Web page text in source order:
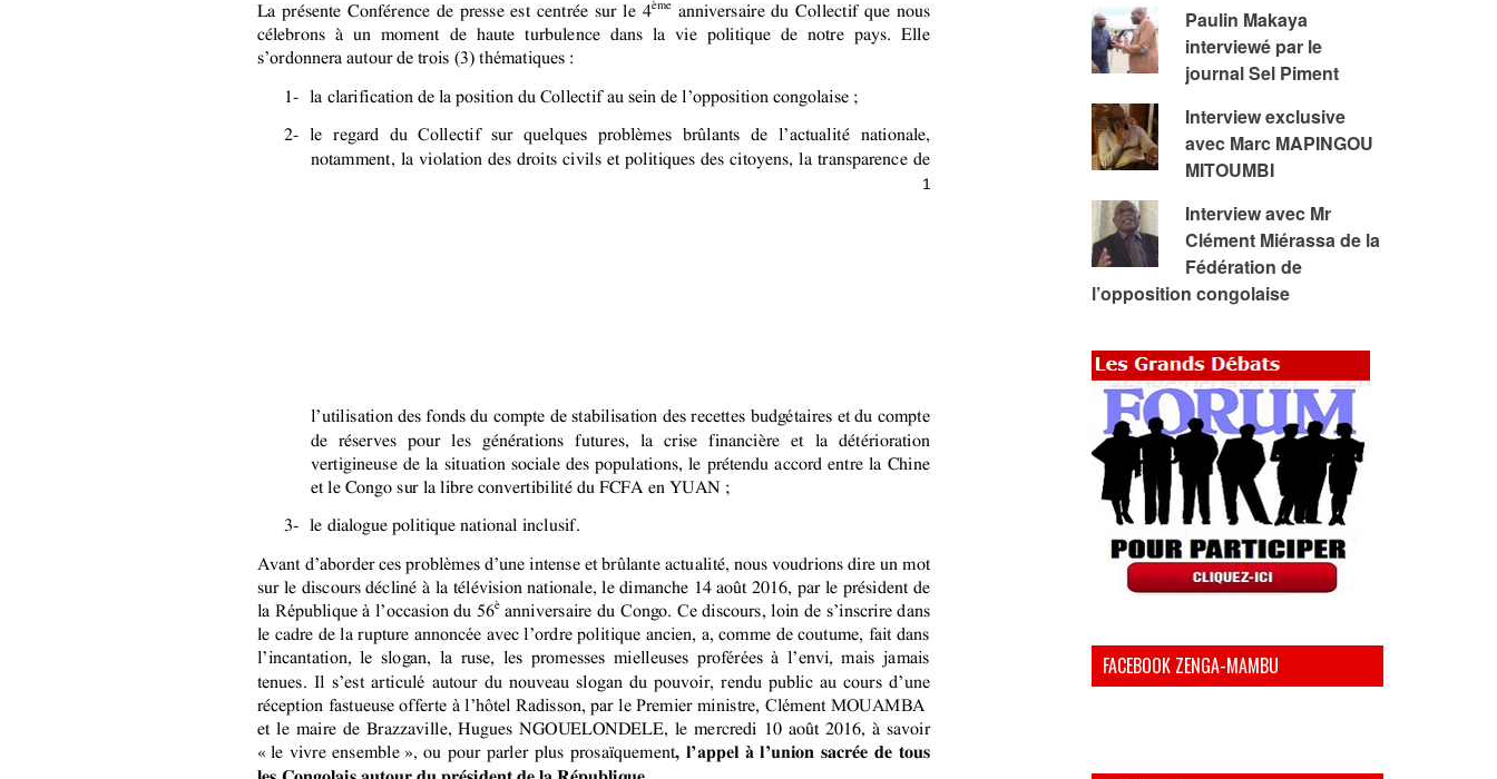
Paulin Makaya
interviewé par le
journal Sel Piment
Interview exclusive
avec Marc MAPINGOU
MITOUMBI
Interview avec Mr
Clément Miérassa de la
Fédération de
l’opposition congolaise
FACEBOOK ZENGA-MAMBU